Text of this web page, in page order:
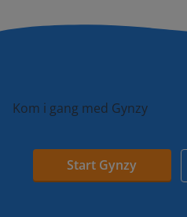
Kom i gang med Gynzy
Start Gynzy